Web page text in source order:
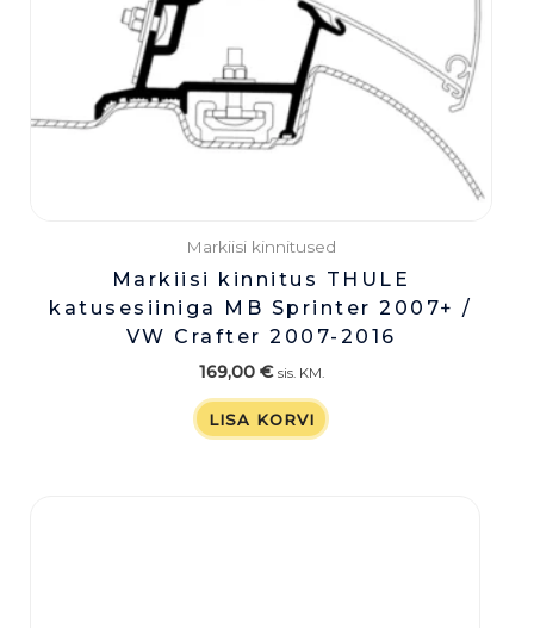
Markiisi kinnitused
Markiisi kinnitus THULE
katusesiiniga MB Sprinter 2007+ /
VW Crafter 2007-2016
169,00 € sis. KM.
LISA KORVI